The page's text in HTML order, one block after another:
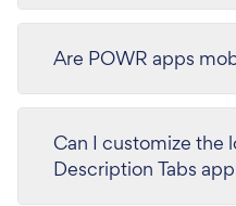
Are POWR apps
Can I customize the
Description Tabs